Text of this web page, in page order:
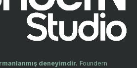
deneyimdir. Foundern